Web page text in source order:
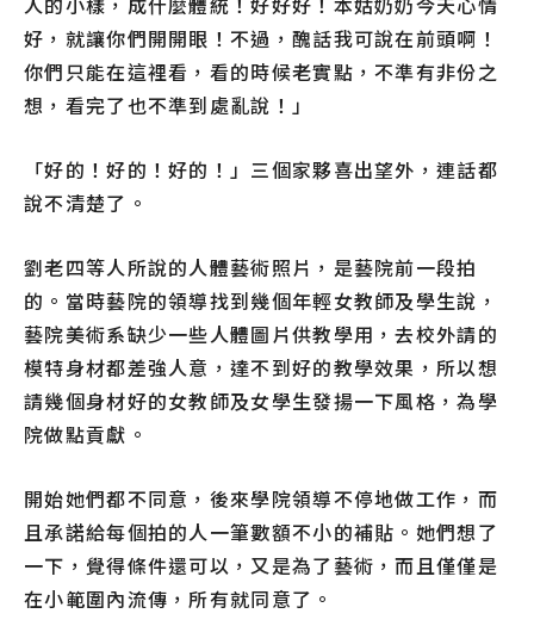
好，就讓你們開開眼！不過，醜話我可說在前頭啊！
你們只能在這裡看，看的時候老實點，不準有非份之
想，看完了也不準到處亂說！」
「好的！好的！好的！」三個家夥喜出望外，連話都
說不清楚了。
劉老四等人所說的人體藝術照片，是藝院前一段拍
的。當時藝院的領導找到幾個年輕女教師及學生說，
藝院美術系缺少一些人體圖片供教學用，去校外請的
模特身材都差強人意，達不到好的教學效果，所以想
請幾個身材好的女教師及女學生發揚一下風格，為學
院做點貢獻。
開始她們都不同意，後來學院領導不停地做工作，而
且承諾給每個拍的人一筆數額不小的補貼。她們想了
一下，覺得條件還可以，又是為了藝術，而且僅僅是
在小範圍內流傳，所有就同意了。